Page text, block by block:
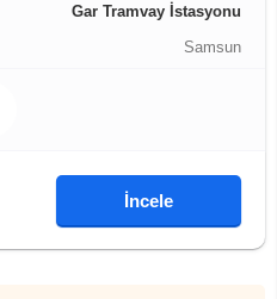
Gar Tramvay İstasyonu
Samsun
İncele